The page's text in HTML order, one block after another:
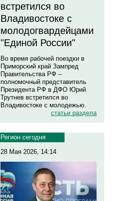
встретился во
Владивостоке с
молодогвардейцами
"Единой России"
Во время рабочей поездки в
Приморский край Зампред
Правительства РФ –
полномочный представитель
Президента РФ в ДФО Юрий
Трутнев встретился во
Владивостоке с молодежью.
статьи раздела
Регион сегодня
28 Мая 2026, 14:14